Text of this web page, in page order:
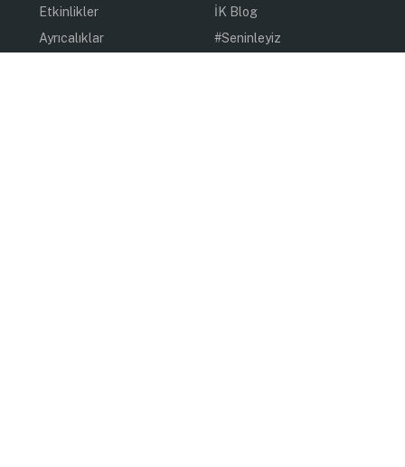
Etkinlikler
Ayrıcalıklar
İK Blog
#Seninleyiz